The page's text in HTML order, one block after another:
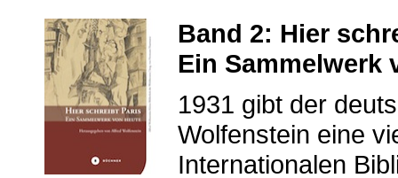
Band 2: Hier
Ein Sammelwerk
1931 gibt der
Wolfenstein eine
Internationalen